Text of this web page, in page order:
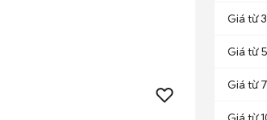
Giá từ
Giá từ
Giá từ